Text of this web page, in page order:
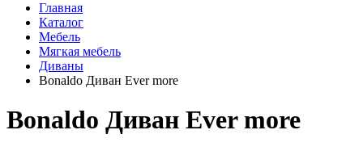
Главная
Каталог
Мебель
Мягкая мебель
Диваны
Bonaldo Диван Ever more
Bonaldo Диван Ever more